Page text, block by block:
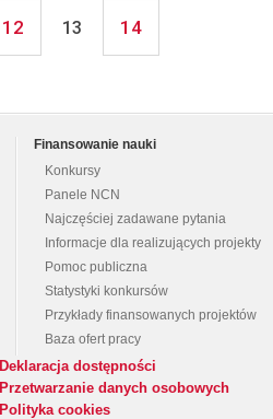
12 13 14
Finansowanie nauki
Konkursy
Panele NCN
Najczęściej zadawane pytania
Informacje dla realizujących projekty
Pomoc publiczna
Statystyki konkursów
Przykłady finansowanych projektów
Baza ofert pracy
Deklaracja dostępności
Przetwarzanie danych osobowych
Polityka cookies